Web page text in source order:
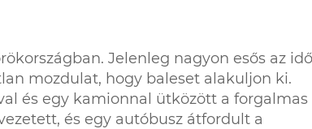
Jelenleg nagyon esős az idő
mozdulat, hogy baleset alakuljon ki.
és egy kamionnal ütközött a forgalmas
és egy autóbusz átfordult a